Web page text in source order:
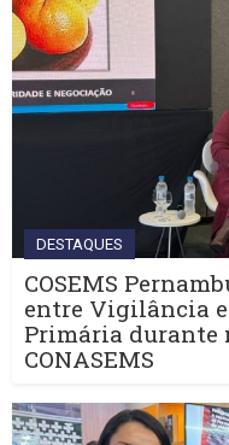
DESTAQUES
COSEMS
entre Vigilância
Primária durante
CONASEMS